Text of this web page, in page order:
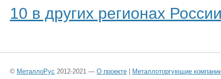
10 в других регионах
© МеталлоРус 2012-2021 — О проекте Металлоторгующие